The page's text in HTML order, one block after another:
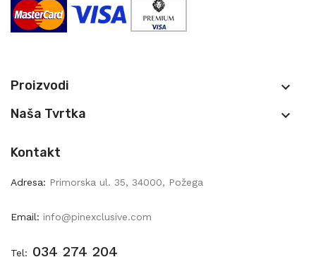
Proizvodi 
Naša Tvrtka 
Kontakt
Adresa: Primorska ul. 35, 34000, Požega
Email: info@pinexclusive.com
Tel: 034 274 204